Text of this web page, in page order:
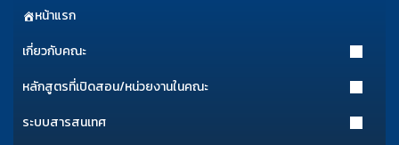
หน้าแรก
เกี่ยวกับคณะ
หลักสูตรที่เปิดสอน/หน่วยงานในคณะ
ระบบสารสนเทศ